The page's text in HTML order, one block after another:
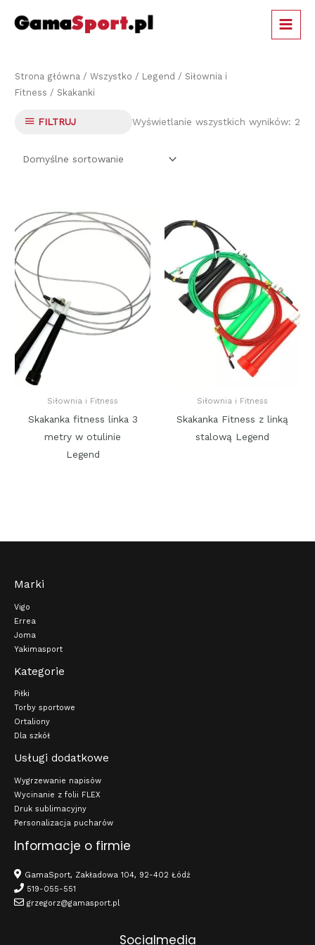
MAIN
Strona główna /Wszystko / Legend / Siłownia i
Fitness / Skakanki
FILTRUJ Wyświetlanie wszystkich wyników: 2
Siłownia i Fitness
Skakanka fitness linka 3
metry w otulinie
Legend
Siłownia i Fitness
Skakanka Fitness z linką
stalową Legend
Marki
Vigo
Errea
Joma
Yakimasport
Kategorie
Piłki
Torby sportowe
Ortaliony
Dla szkół
Usługi dodatkowe
Wygrzewanie napisów
Wycinanie z folii FLEX
Druk sublimacyjny
Personalizacja pucharów
Informacje o firmie
GamaSport, Zakładowa 104, 92-402 Łódź
519-055-551
grzegorz@gamasport.pl
Socialmedia